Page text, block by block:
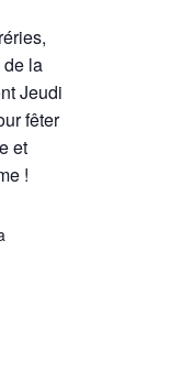
de la
Jeudi
fêter
et
!